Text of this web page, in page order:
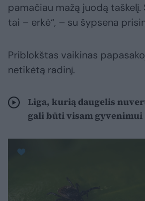
pamačiau mažą juodą taškelį.
tai – erkė“, – su šypsena
Priblokštas vaikinas
netikėtą radinį.
Liga, kurią daugelis
gali būti visam gyvenimui